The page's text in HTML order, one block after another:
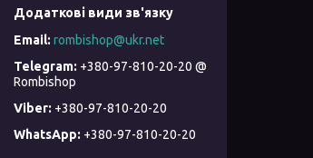
rombishop@ukr.net
+380-97-810-20-20 @
Rombishop
+380-97-810-20-20
+380-97-810-20-20